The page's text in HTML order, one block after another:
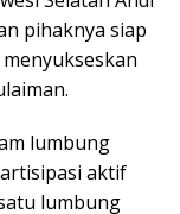
pihaknya siap
lumbung
aktif
lumbung